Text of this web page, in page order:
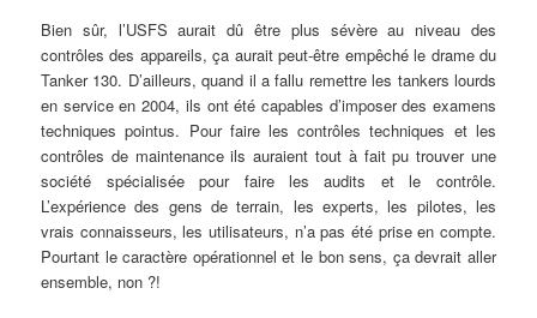
Bien sûr, l’USFS aurait dû être plus sévère au niveau des
contrôles des appareils, ça aurait peut-être empêché le drame du
Tanker 130. D’ailleurs, quand il a fallu remettre les tankers lourds
en service en 2004, ils ont été capables d’imposer des examens
techniques pointus. Pour faire les contrôles techniques et les
contrôles de maintenance ils auraient tout à fait pu trouver une
société spécialisée pour faire les audits et le contrôle.
L’expérience des gens de terrain, les experts, les pilotes, les
vrais connaisseurs, les utilisateurs, n’a pas été prise en compte.
Pourtant le caractère opérationnel et le bon sens, ça devrait aller
ensemble, non ?!